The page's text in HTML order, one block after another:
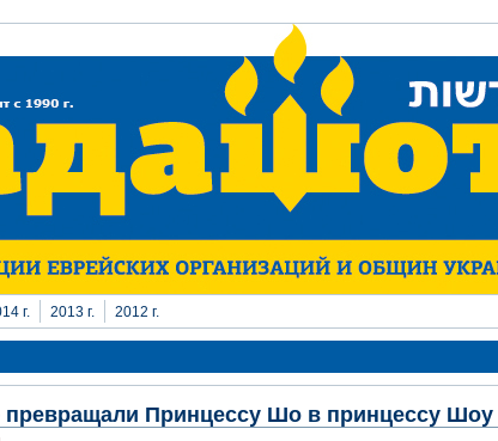
г. 2013 г. 2012 г.
превращали Принцессу Шо в принцессу Шоу